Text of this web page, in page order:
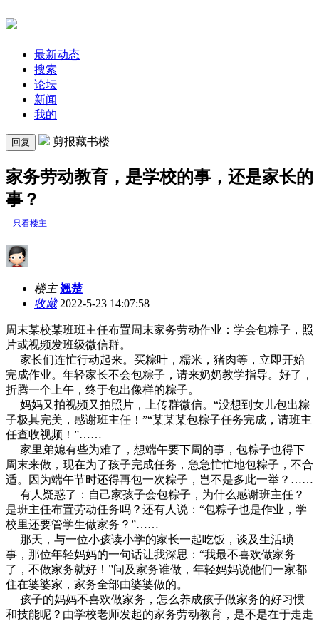
最新动态
搜索
论坛
新闻
我的
回复 剪报藏书楼
家务劳动教育，是学校的事，还是家长的
事？
只看楼主
楼主 翘楚
收藏2022-5-23 14:07:58
周末某校某班班主任布置周末家务劳动作业：学会包粽子，照
片或视频发班级微信群。
家长们连忙行动起来。买粽叶，糯米，猪肉等，立即开始
完成作业。年轻家长不会包粽子，请来奶奶教学指导。好了，
折腾一个上午，终于包出像样的粽子。
妈妈又拍视频又拍照片，上传群微信。“没想到女儿包出粽
子极其完美，感谢班主任！”“某某某包粽子任务完成，请班主
任查收视频！”……
家里弟媳有些为难了，想端午要下周的事，包粽子也得下
周末来做，现在为了孩子完成任务，急急忙忙地包粽子，不合
适。因为端午节时还得再包一次粽子，岂不是多此一举？……
有人疑惑了：自己家孩子会包粽子，为什么感谢班主任？
是班主任布置劳动任务吗？还有人说：“包粽子也是作业，学
校里还要管学生做家务？”……
那天，与一位小孩读小学的家长一起吃饭，谈及生活琐
事，那位年轻妈妈的一句话让我深思：“我最不喜欢做家务
了，不做家务就好！”问及家务谁做，年轻妈妈说他们一家都
住在婆婆家，家务全部由婆婆做的。
孩子的妈妈不喜欢做家务，怎么养成孩子做家务的好习惯
和技能呢？由学校老师发起的家务劳动教育，是不是在于走走